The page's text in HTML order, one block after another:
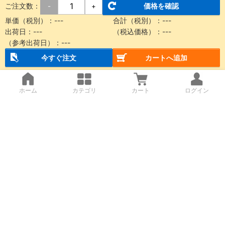
ご注文数： - +
価格を確認
単価（税別）： --- 合計（税別）： ---
出荷日： --- （税込価格）： ---
（参考出荷日）： ---
今すぐ注文
カートへ追加
ホーム カテゴリ カート ログイン